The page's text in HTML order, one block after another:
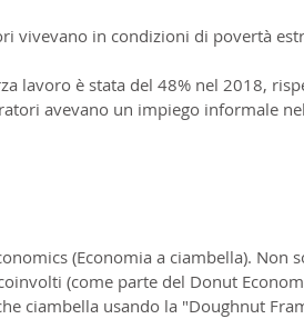
vivevano in condizioni di povertà
lavoro è stata del 48% nel 2018,
avevano un impiego informale
(Economia a ciambella). Non
(come parte del Donut
ciambella usando la "Doughnut